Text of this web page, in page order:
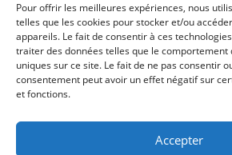
Pour offrir les meilleures expériences, nous
telles que les cookies pour stocker et/ou
appareils. Le fait de consentir à ces
traiter des données telles que le comportement
uniques sur ce site. Le fait de ne pas consentir
consentement peut avoir un effet négatif sur
et fonctions.
Accepter
Mentions légales
Politique de cookies (UE)